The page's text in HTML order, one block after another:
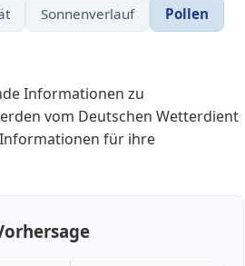
Sonnenverlauf Pollen
Informationen zu
vom Deutschen Wetterdient
für ihre